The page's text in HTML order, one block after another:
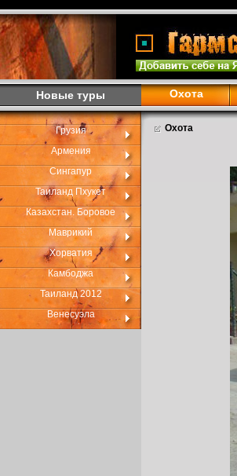
Новые туры Охота
Грузия
Армения
Сингапур
Таиланд Пхукет
Казахстан. Боровое
Маврикий
Хорватия
Камбоджа
Таиланд 2012
Венесуэла
Охота